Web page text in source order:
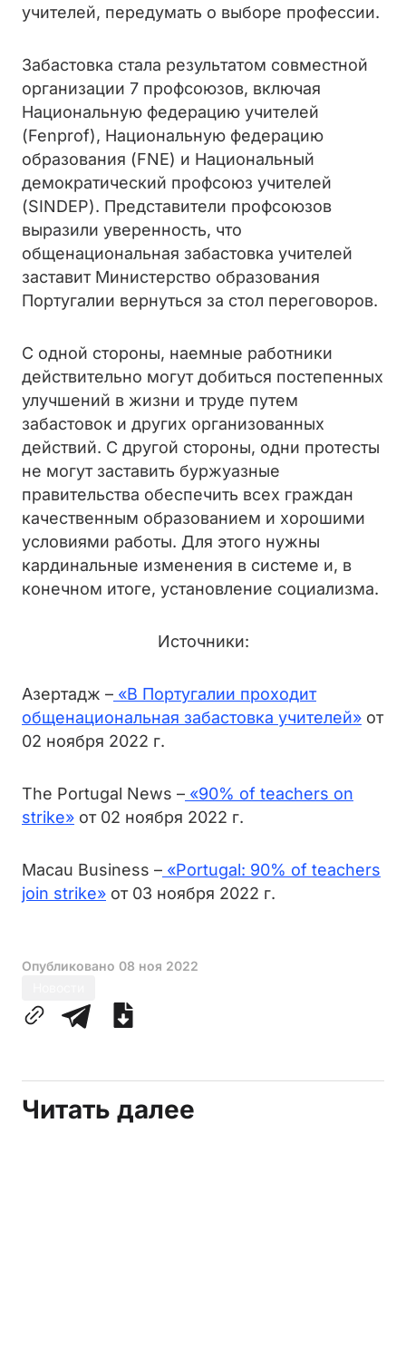
учителей, передумать о выборе профессии.
Забастовка стала результатом совместной
организации 7 профсоюзов, включая
Национальную федерацию учителей
(Fenprof), Национальную федерацию
образования (FNE) и Национальный
демократический профсоюз учителей
(SINDEP). Представители профсоюзов
выразили уверенность, что
общенациональная забастовка учителей
заставит Министерство образования
Португалии вернуться за стол переговоров.
С одной стороны, наемные работники
действительно могут добиться постепенных
улучшений в жизни и труде путем
забастовок и других организованных
действий. С другой стороны, одни протесты
не могут заставить буржуазные
правительства обеспечить всех граждан
качественным образованием и хорошими
условиями работы. Для этого нужны
кардинальные изменения в системе и, в
конечном итоге, установление социализма.
Источники:
Азертадж – «В Португалии проходит
общенациональная забастовка учителей» от
02 ноября 2022 г.
The Portugal News – «90% of teachers on
strike» от 02 ноября 2022 г.
Macau Business – «Portugal: 90% of teachers
join strike» от 03 ноября 2022 г.
Опубликовано 08 ноя 2022
Читать далее